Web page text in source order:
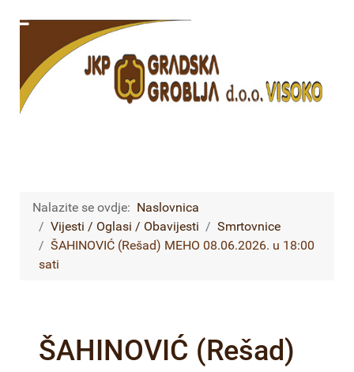
Nalazite se ovdje: Naslovnica
Vijesti / Oglasi / Obavijesti
Smrtovnice
ŠAHINOVIĆ (Rešad) MEHO 08.06.2026. u 18:00
sati
ŠAHINOVIĆ (Rešad)